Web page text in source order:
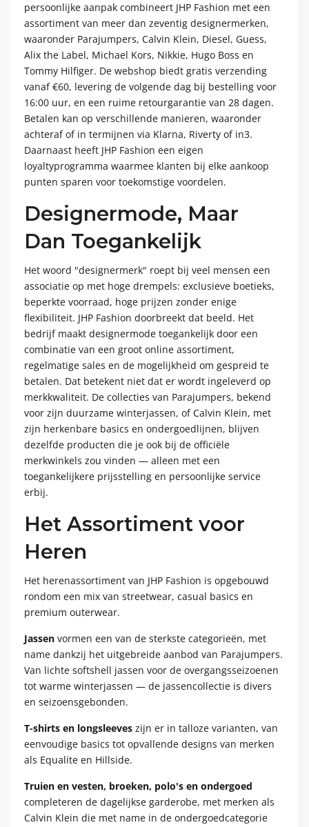
persoonlijke aanpak combineert JHP Fashion met een
assortiment van meer dan zeventig designermerken,
waaronder Parajumpers, Calvin Klein, Diesel, Guess,
Alix the Label, Michael Kors, Nikkie, Hugo Boss en
Tommy Hilfiger. De webshop biedt gratis verzending
vanaf €60, levering de volgende dag bij bestelling voor
16:00 uur, en een ruime retourgarantie van 28 dagen.
Betalen kan op verschillende manieren, waaronder
achteraf of in termijnen via Klarna, Riverty of in3.
Daarnaast heeft JHP Fashion een eigen
loyaltyprogramma waarmee klanten bij elke aankoop
punten sparen voor toekomstige voordelen.
Designermode, Maar
Dan Toegankelijk
Het woord "designermerk" roept bij veel mensen een
associatie op met hoge drempels: exclusieve boetieks,
beperkte voorraad, hoge prijzen zonder enige
flexibiliteit. JHP Fashion doorbreekt dat beeld. Het
bedrijf maakt designermode toegankelijk door een
combinatie van een groot online assortiment,
regelmatige sales en de mogelijkheid om gespreid te
betalen. Dat betekent niet dat er wordt ingeleverd op
merkkwaliteit. De collecties van Parajumpers, bekend
voor zijn duurzame winterjassen, of Calvin Klein, met
zijn herkenbare basics en ondergoedlijnen, blijven
dezelfde producten die je ook bij de officiële
merkwinkels zou vinden — alleen met een
toegankelijkere prijsstelling en persoonlijke service
erbij.
Het Assortiment voor
Heren
Het herenassortiment van JHP Fashion is opgebouwd
rondom een mix van streetwear, casual basics en
premium outerwear.
Jassen vormen een van de sterkste categorieën, met
name dankzij het uitgebreide aanbod van Parajumpers.
Van lichte softshell jassen voor de overgangsseizoenen
tot warme winterjassen — de jassencollectie is divers
en seizoensgebonden.
T-shirts en longsleeves zijn er in talloze varianten, van
eenvoudige basics tot opvallende designs van merken
als Equalite en Hillside.
Truien en vesten, broeken, polo's en ondergoed
completeren de dagelijkse garderobe, met merken als
Calvin Klein die met name in de ondergoedcategorie